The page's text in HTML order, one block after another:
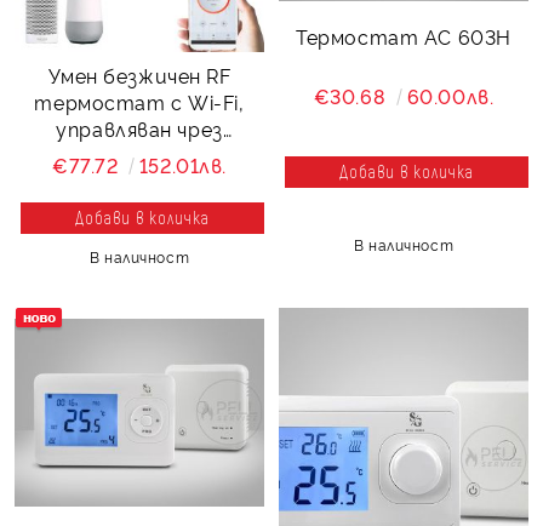
Умен безжичен RF
термостат с Wi-Fi,
управляван чрез
телефон-модел :
8048RF Wifi
€77.72 152.01лв.
В наличност
Термостат AC 603H
€30.68 60.00лв.
В наличност